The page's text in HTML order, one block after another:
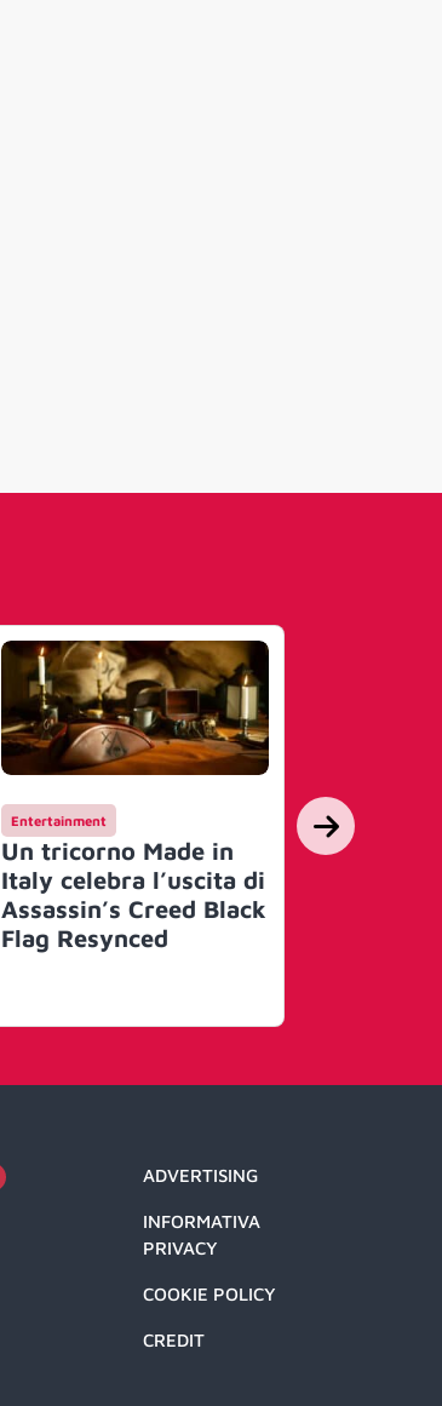
Entertainment
Un tricorno Made in
Italy celebra l’uscita di
Assassin’s Creed Black
Flag Resynced
Campagne
Hay
ADVERTISING
INFORMATIVA
PRIVACY
COOKIE POLICY
CREDIT